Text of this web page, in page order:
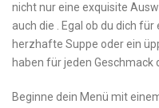
nicht nur eine exquisite
auch die . Egal ob du dich
herzhafte ⁢Suppe oder ein
haben für jeden
Beginne dein Menü mit